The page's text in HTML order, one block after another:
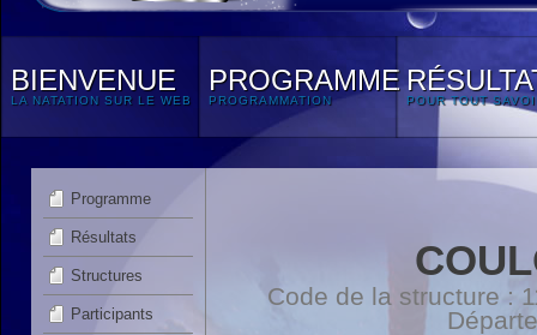
BIENVENUE
LA NATATION SUR LE WEB
PROGRAMME
PROGRAMMATION POUR TOUT
Programme
Résultats
Structures
Participants
Code de la structure :